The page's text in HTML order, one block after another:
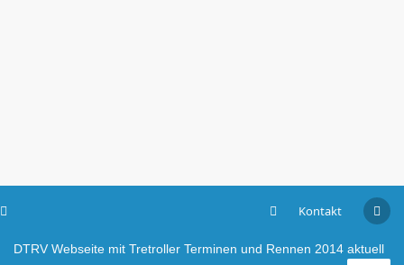
Kontakt
DTRV Webseite mit Tretroller Terminen und Rennen 2014 aktuell